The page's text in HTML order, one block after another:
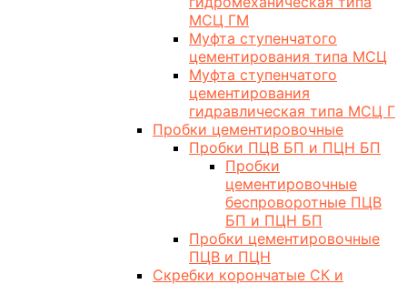
МСЦ ГМ
Муфта ступенчатого
цементирования типа МСЦ
Муфта ступенчатого
цементирования
гидравлическая типа МСЦ Г
Пробки цементировочные
Пробки ПЦВ БП и ПЦН БП
Пробки
цементировочные
беспроворотные ПЦВ
БП и ПЦН БП
Пробки цементировочные
ПЦВ и ПЦН
Скребки корончатые СК и